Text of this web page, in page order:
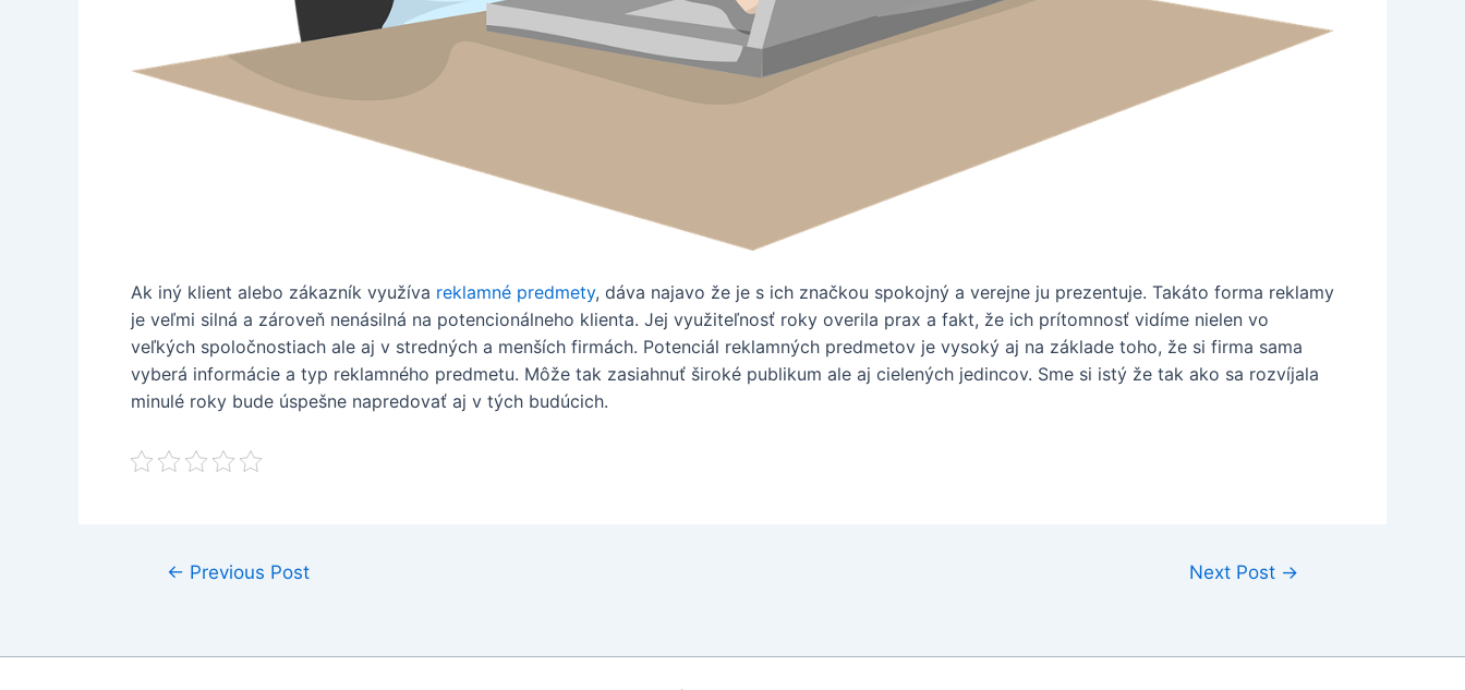
Ak iný klient alebo zákazník využíva reklamné predmety, dáva najavo že je s ich značkou spokojný a verejne ju prezentuje. Takáto forma reklamy
je veľmi silná a zároveň nenásilná na potencionálneho klienta. Jej využiteľnosť roky overila prax a fakt, že ich prítomnosť vidíme nielen vo
veľkých spoločnostiach ale aj v stredných a menších firmách. Potenciál reklamných predmetov je vysoký aj na základe toho, že si firma sama
vyberá informácie a typ reklamného predmetu. Môže tak zasiahnuť široké publikum ale aj cielených jedincov. Sme si istý že tak ako sa rozvíjala
minulé roky bude úspešne napredovať aj v tých budúcich.
Post← Previous Post Next Post →